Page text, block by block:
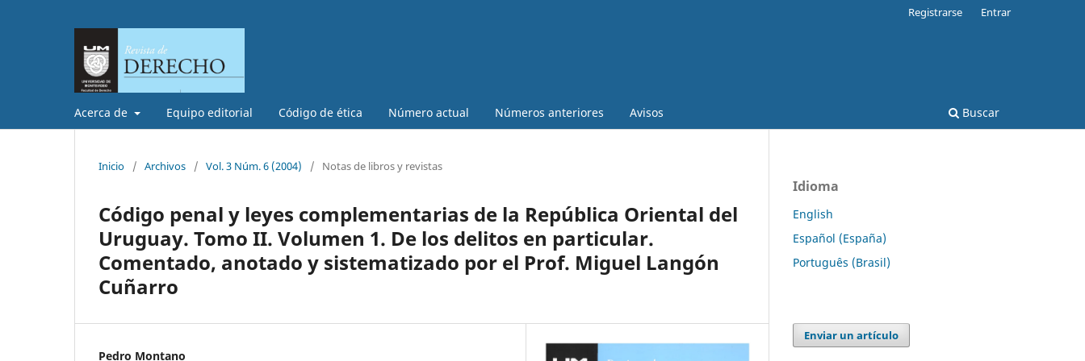
Acerca de Equipo editorial Código de ética Número actual Números anteriores Avisos Buscar
Registrarse Entrar
Inicio / Archivos / Vol. 3 Núm. 6 (2004) / Notas de libros y revistas
Código penal y leyes complementarias de la República Oriental del
Uruguay. Tomo II. Volumen 1. De los delitos en particular.
Comentado, anotado y sistematizado por el Prof. Miguel Langón
Cuñarro
Pedro Montano
Idioma
English
Español (España)
Português (Brasil)
Enviar un artículo